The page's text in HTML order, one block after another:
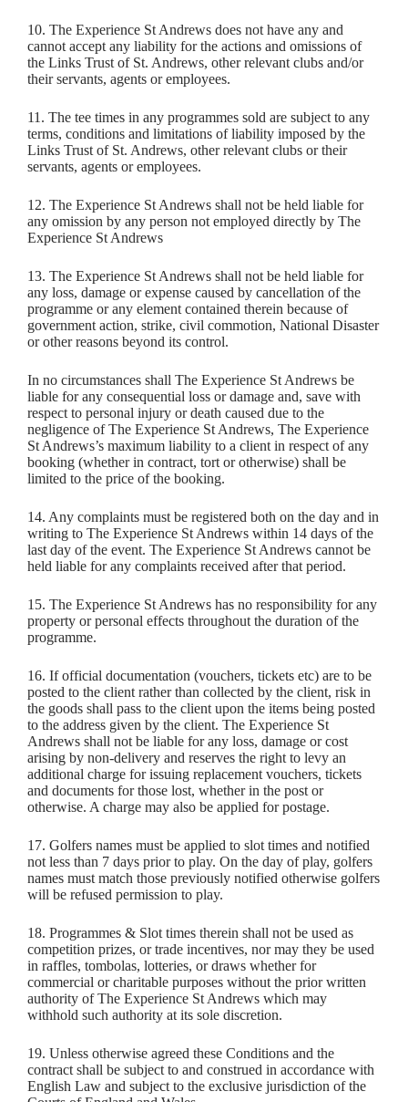
10. The Experience St Andrews does not have any and
cannot accept any liability for the actions and omissions of
the Links Trust of St. Andrews, other relevant clubs and/or
their servants, agents or employees.
11. The tee times in any programmes sold are subject to any
terms, conditions and limitations of liability imposed by the
Links Trust of St. Andrews, other relevant clubs or their
servants, agents or employees.
12. The Experience St Andrews shall not be held liable for
any omission by any person not employed directly by The
Experience St Andrews
13. The Experience St Andrews shall not be held liable for
any loss, damage or expense caused by cancellation of the
programme or any element contained therein because of
government action, strike, civil commotion, National Disaster
or other reasons beyond its control.
In no circumstances shall The Experience St Andrews be
liable for any consequential loss or damage and, save with
respect to personal injury or death caused due to the
negligence of The Experience St Andrews, The Experience
St Andrews’s maximum liability to a client in respect of any
booking (whether in contract, tort or otherwise) shall be
limited to the price of the booking.
14. Any complaints must be registered both on the day and in
writing to The Experience St Andrews within 14 days of the
last day of the event. The Experience St Andrews cannot be
held liable for any complaints received after that period.
15. The Experience St Andrews has no responsibility for any
property or personal effects throughout the duration of the
programme.
16. If official documentation (vouchers, tickets etc) are to be
posted to the client rather than collected by the client, risk in
the goods shall pass to the client upon the items being posted
to the address given by the client. The Experience St
Andrews shall not be liable for any loss, damage or cost
arising by non-delivery and reserves the right to levy an
additional charge for issuing replacement vouchers, tickets
and documents for those lost, whether in the post or
otherwise. A charge may also be applied for postage.
17. Golfers names must be applied to slot times and notified
not less than 7 days prior to play. On the day of play, golfers
names must match those previously notified otherwise golfers
will be refused permission to play.
18. Programmes & Slot times therein shall not be used as
competition prizes, or trade incentives, nor may they be used
in raffles, tombolas, lotteries, or draws whether for
commercial or charitable purposes without the prior written
authority of The Experience St Andrews which may
withhold such authority at its sole discretion.
19. Unless otherwise agreed these Conditions and the
contract shall be subject to and construed in accordance with
English Law and subject to the exclusive jurisdiction of the